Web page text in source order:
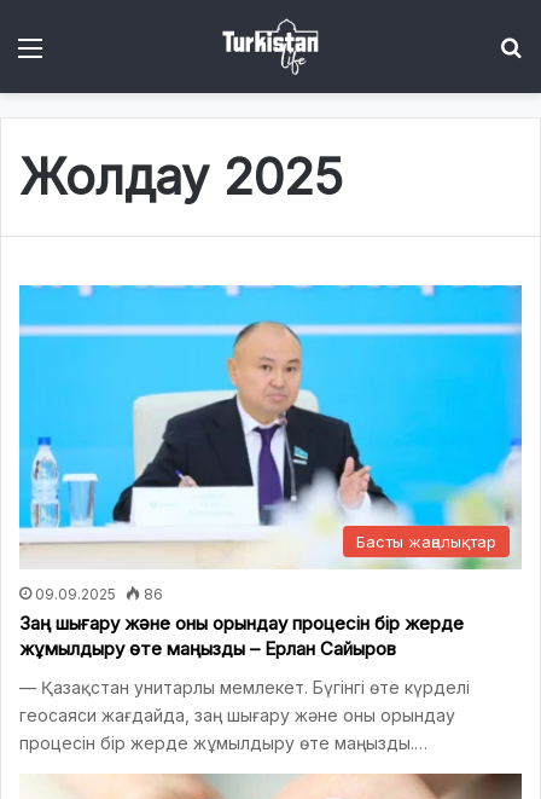
Жолдау 2025
Басты жаңалықтар
09.09.2025 86
Заң шығару және оны орындау процесін бір жерде
жұмылдыру өте маңызды – Ерлан Сайыров
— Қазақстан унитарлы мемлекет. Бүгінгі өте күрделі
геосаяси жағдайда, заң шығару және оны орындау
процесін бір жерде жұмылдыру өте маңызды.…